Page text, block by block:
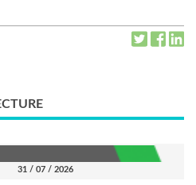
31 / 07 / 2026